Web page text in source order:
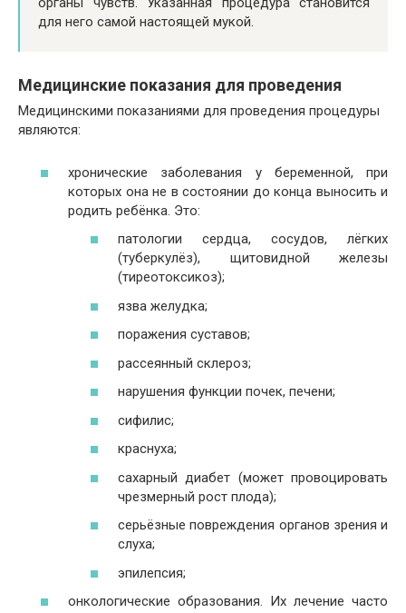
для него самой настоящей мукой.
Медицинские показания для проведения
Медицинскими показаниями для проведения процедуры
являются:
хронические заболевания у беременной, при
которых она не в состоянии до конца выносить и
родить ребёнка. Это:
патологии сердца, сосудов, лёгких
(туберкулёз), щитовидной железы
(тиреотоксикоз);
язва желудка;
поражения суставов;
рассеянный склероз;
нарушения функции почек, печени;
сифилис;
краснуха;
сахарный диабет (может провоцировать
чрезмерный рост плода);
серьёзные повреждения органов зрения и
слуха;
эпилепсия;
онкологические образования. Их лечение часто